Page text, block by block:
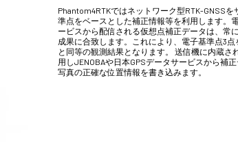
Phantom4RTKではネットワーク型RTK-GNSS
準点をベースとした補正情報等を利用します。
ービスから配信される仮想点補正データは、常
成果に合致します。これにより、電子基準点3
と同等の観測結果となります。 送信機に内蔵さ
用しJENOBAや日本GPSデータサービスから補
写真の正確な位置情報を書き込みます。